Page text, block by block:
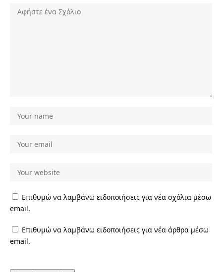
Επιθυμώ να λαμβάνω ειδοποιήσεις για νέα σχόλια μέσω
email.
Επιθυμώ να λαμβάνω ειδοποιήσεις για νέα άρθρα μέσω
email.